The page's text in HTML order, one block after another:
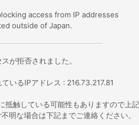
access from IP addresses
outside of Japan.
が拒否されました。
いるIPアドレス : 216.73.217.81
抵触している可能性もありますので上記
明な場合は下記までご連絡ください。